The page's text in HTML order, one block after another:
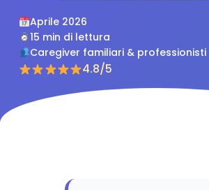
Aprile 2026
15 min di lettura
Caregiver familiari & professionisti
4.8/5